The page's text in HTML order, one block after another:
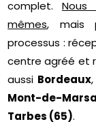
complet.
mêmes, mais
processus :
centre agréé et
aussi Bordeaux,
Mont-de-
Tarbes (65).